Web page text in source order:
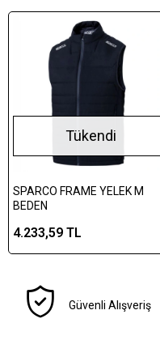
Tükendi
SPARCO FRAME YELEK M
BEDEN
4.233,59 TL
Güvenli Alışveriş